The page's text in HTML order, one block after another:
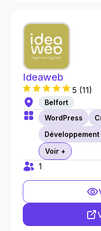
Ideaweb
5 (11)
Belfort
WordPress
Voir +
1